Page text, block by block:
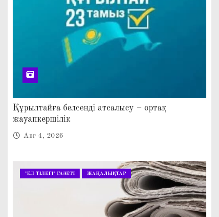
Құрылтайға белсенді атсалысу – ортақ
жауапкершілік
Авг 4, 2026
"ЕЛ ТІЛЕГІ" ГАЗЕТІ ЖАҢАЛЫҚТАР